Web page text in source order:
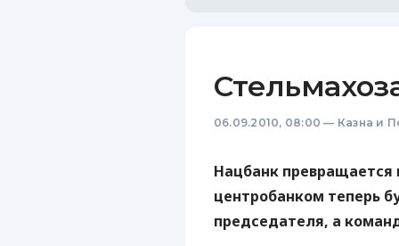
06.09.2010, 08:00 — Казна и
Нацбанк превращается
центробанком теперь
председателя, а